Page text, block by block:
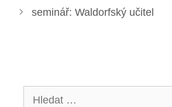
seminář: Waldorfský učitel